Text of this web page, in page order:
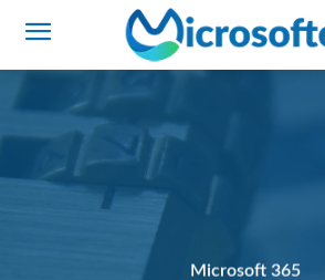
Microsoft 365